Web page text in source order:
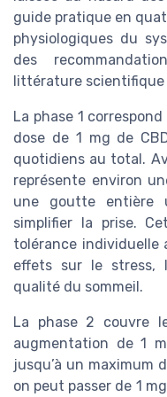
guide pratique en
physiologiques du
des
littérature scientifique
La phase 1
dose de 1 mg de
quotidiens au total.
représente environ
une goutte entière
simplifier la prise.
tolérance individuelle
effets sur le stress,
qualité du sommeil.
La phase 2 couvre
augmentation de 1
jusqu’à un maximum
on peut passer de 1